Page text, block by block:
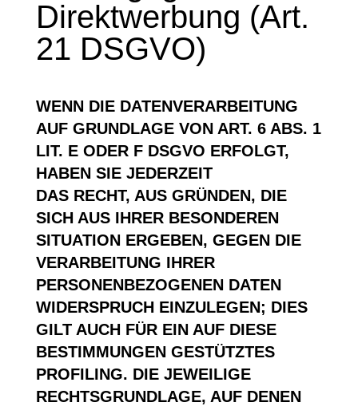
Direktwerbung (Art.
21 DSGVO)
WENN DIE DATENVERARBEITUNG
AUF GRUNDLAGE VON ART. 6 ABS. 1
LIT. E ODER F DSGVO ERFOLGT,
HABEN SIE JEDERZEIT
DAS RECHT, AUS GRÜNDEN, DIE
SICH AUS IHRER BESONDEREN
SITUATION ERGEBEN, GEGEN DIE
VERARBEITUNG IHRER
PERSONENBEZOGENEN DATEN
WIDERSPRUCH EINZULEGEN; DIES
GILT AUCH FÜR EIN AUF DIESE
BESTIMMUNGEN GESTÜTZTES
PROFILING. DIE JEWEILIGE
RECHTSGRUNDLAGE, AUF DENEN